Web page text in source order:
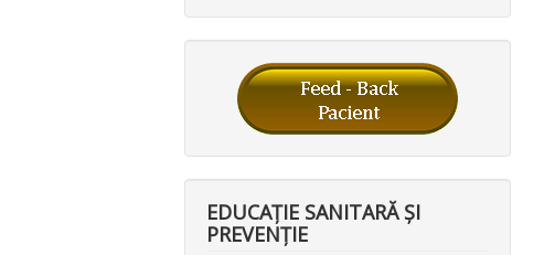
EDUCAȚIE SANITARĂ ȘI
PREVENȚIE